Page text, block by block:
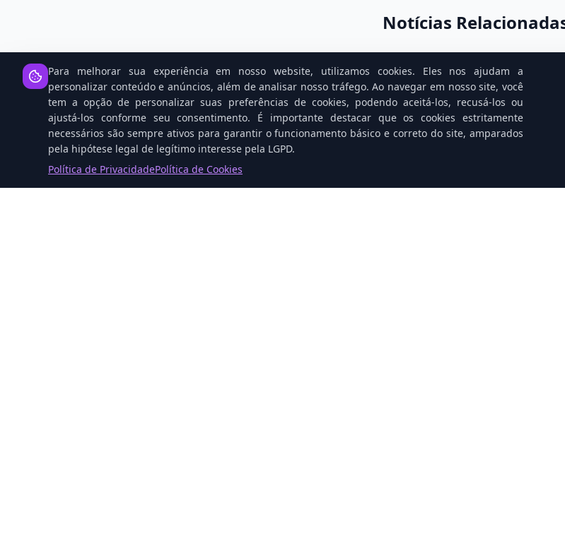
Notícias
Open Source: O Cavalo Vencedor na
Golpistas trocam e-mail por
Para melhorar sua experiência em nosso website, utilizamos cookies. Eles nos ajudam a
personalizar conteúdo e anúncios, além de analisar nosso tráfego. Ao navegar em nosso site, você
tem a opção de personalizar suas preferências de cookies, podendo aceitá-los, recusá-los ou
ajustá-los conforme seu consentimento. É importante destacar que os cookies estritamente
necessários são sempre ativos para garantir o funcionamento básico e correto do site, amparados
pela hipótese legal de legítimo interesse pela LGPD.
Política de PrivacidadePolítica de Cookies